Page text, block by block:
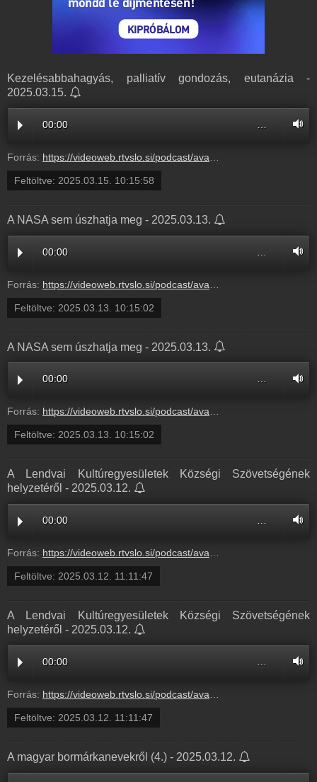
Kezelésabbahagyás, palliatív gondozás, eutanázia -
2025.03.15.
00:00
Forrás: https://videoweb.rtvslo.si/podcast/ava_archive11/2025/03/15/Kezelsa252452.mp3
Feltöltve: 2025.03.15. 10:15:58
A NASA sem úszhatja meg - 2025.03.13.
00:00
Forrás: https://videoweb.rtvslo.si/podcast/ava_archive11/2025/03/13/ANASAs252205.mp3
Feltöltve: 2025.03.13. 10:15:02
A NASA sem úszhatja meg - 2025.03.13.
00:00 …
Forrás: https://videoweb.rtvslo.si/podcast/ava_archive11/2025/03/13/ANASAs252205.mp3
Feltöltve: 2025.03.13. 10:15:02
A Lendvai Kultúregyesületek Községi Szövetségének
helyzetéről - 2025.03.12.
00:00
Forrás: https://videoweb.rtvslo.si/podcast/ava_archive11/2025/03/12/ALendva252010.mp3
Feltöltve: 2025.03.12. 11:11:47
A Lendvai Kultúregyesületek Községi Szövetségének
helyzetéről - 2025.03.12.
00:00
Forrás: https://videoweb.rtvslo.si/podcast/ava_archive11/2025/03/12/ALendva252010.mp3
Feltöltve: 2025.03.12. 11:11:47
A magyar bormárkanevekről (4.) - 2025.03.12.